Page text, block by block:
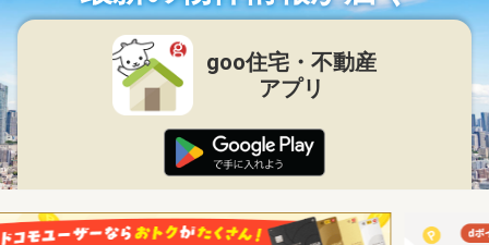
goo住宅・不動産
アプリ